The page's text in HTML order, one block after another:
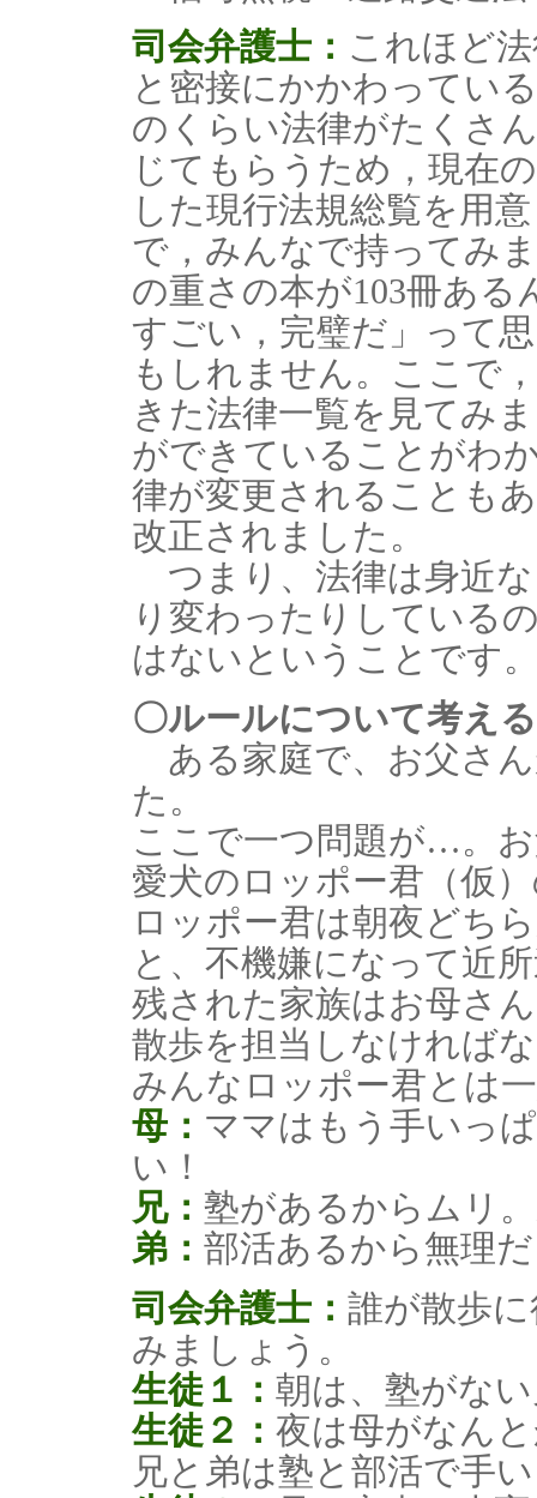
司会弁護士： これほど
と密接にかかわってい
のくらい法律がたくさ
じてもらうため，現在
した現行法規総覧を用
で，みんなで持ってみ
の重さの本が103冊あ
すごい，完璧だ」って
もしれません。ここで
きた法律一覧を見てみ
ができていることがわ
律が変更されることも
改正されました。
つまり、法律は身近
り変わったりしている
はないということです
〇ルールについて考え
ある家庭で、お父さ
た。
ここで一つ問題が…。
愛犬のロッポー君（仮
ロッポー君は朝夜どち
と、不機嫌になって近
残された家族はお母さ
散歩を担当しなければ
みんなロッポー君とは
母： ママはもう手いっ
い！
兄： 塾があるからムリ
弟： 部活あるから無理
司会弁護士： 誰が散歩
みましょう。
生徒１： 朝は、塾がな
生徒２： 夜は母がなん
兄と弟は塾と部活で手